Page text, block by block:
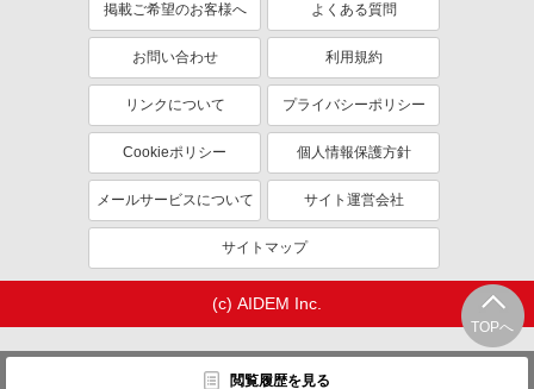
時間や曜日が選べる・シフト自由
残業ほぼなし
登録制
社割・特典あり
研修制度あり
資格取得支援制度あり
同じ職種から求人を探す
医療・介護・福祉
看護師・保健師・看護助手・助産師
同じ特徴から求人を探す
TOPへ
閲覧履歴を見る
掲載ご希望のお客様へ よくある質問
お問い合わせ 利用規約
リンクについて プライバシーポリシー
Cookieポリシー 個人情報保護方針
メールサービスについて サイト運営会社
サイトマップ
(c) AIDEM Inc.